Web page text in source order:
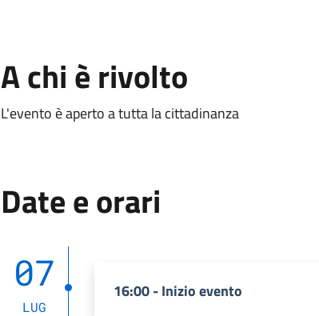
A chi è rivolto
L'evento è aperto a tutta la cittadinanza
Date e orari
07
LUG
16:00 - Inizio evento